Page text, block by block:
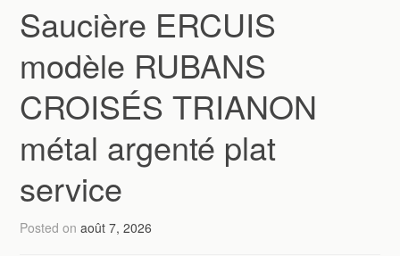
Saucière ERCUIS
modèle RUBANS
CROISÉS TRIANON
métal argenté plat
service
Posted onaoût 7, 2026